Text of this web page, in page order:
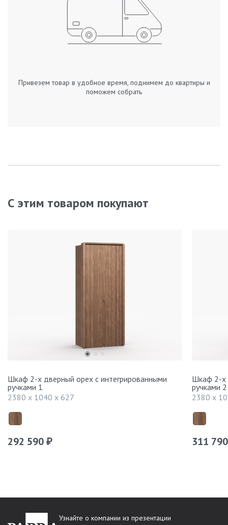
Привезем товар в удобное время, поднимем до квартиры и
поможем собрать
С этим товаром покупают
Шкаф 2-х дверный орех с интегрированными
ручками 1
2380 x 1040 x 627
292 590 ₽
Шкаф 2-х
ручками 2
2380 x
311
Узнайте о компании из презентации